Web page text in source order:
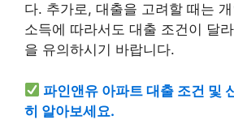
다. 추가로, 대출을 고려할 때는
소득에 따라서도 대출 조건이 달
을 유의하시기 바랍니다.
파인앤유 아파트 대출 조건 및
히 알아보세요.